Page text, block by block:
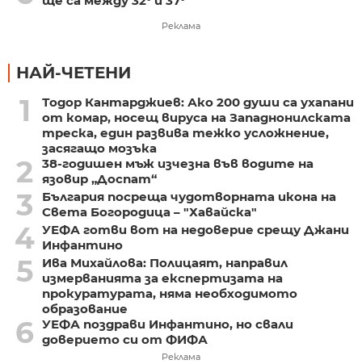
Реклама
НАЙ-ЧЕТЕНИ
1
Тодор Кантарджиев: Ако 200 души са ухапани
от комар, носещ вируса на Западнонилската
треска, един развива тежко усложнение,
засягащо мозъка
2
38-годишен мъж изчезна във водите на
язовир „Доспат“
3
България посреща чудотворната икона на
Света Богородица – "Хавайска"
4 УЕФА готви вот на недоверие срещу Джани
Инфантино
5
Ива Михайлова: Полицаят, направил
измерванията за експертизата на
прокуратурата, няма необходимото
образование
6 УЕФА поздрави Инфантино, но свали
доверието си от ФИФА
Реклама